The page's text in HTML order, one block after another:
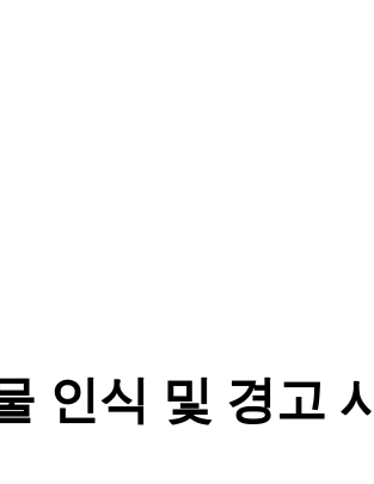
인식 및 경고